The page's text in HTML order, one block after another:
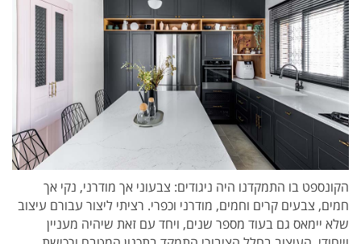
הקונספט בו התמקדנו היה ניגודים: צבעוני אך מודרני, נקי אך
חמים, צבעים קרים וחמים, מודרני וכפרי. רציתי ליצור עבורם עיצוב
שלא יימאס גם בעוד מספר שנים, ויחד עם זאת שיהיה מעניין